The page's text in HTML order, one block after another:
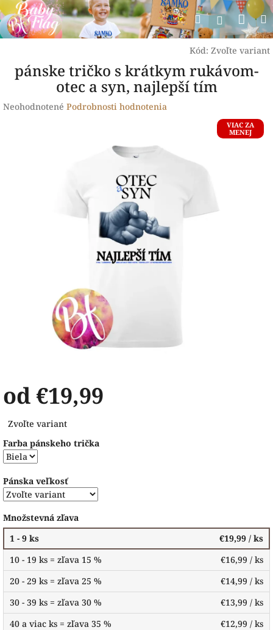
Prejsť
na
obsah
Hľadať
Kód: Zvoľte variant
pánske tričko s krátkym rukávom-
otec a syn, najlepší tím
Priemerné
Neohodnotené Podrobnosti hodnotenia
VIAC ZA
MENEJ
od €19,99
cena:
Zvoľte variant
Farba pánskeho trička
Pánska veľkosť
Množstevná zľava
1 - 9 ks
€19,99 / ks
10 - 19 ks = zľava 15 %
€16,99 / ks
20 - 29 ks = zľava 25 %
€14,99 / ks
30 - 39 ks = zľava 30 %
€13,99 / ks
40 a viac ks = zľava 35 %
€12,99 / ks